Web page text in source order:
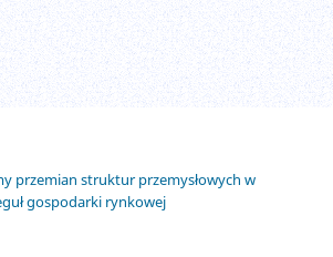
przemian struktur przemysłowych w
gospodarki rynkowej